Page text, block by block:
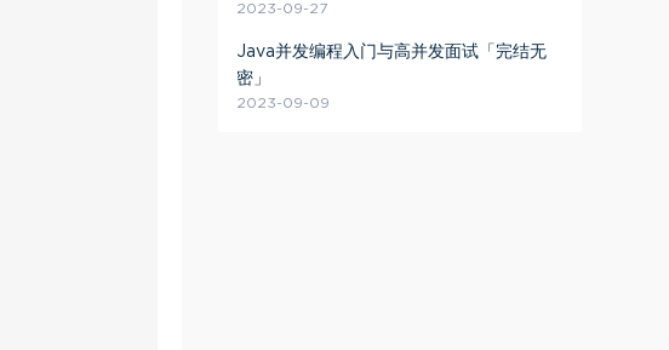
2023-09-27
Java并发编程入门与高并发面试「完结无
密」
2023-09-09